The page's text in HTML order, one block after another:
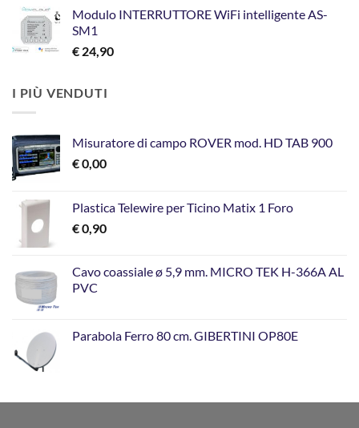
Modulo INTERRUTTORE WiFi intelligente AS-
SM1
€ 24,90
I PIÙ VENDUTI
Misuratore di campo ROVER mod. HD TAB 900
€0,00
Plastica Telewire per Ticino Matix 1 Foro
€0,90
Cavo coassiale ø 5,9 mm. MICRO TEK H-366A AL
PVC
Parabola Ferro 80 cm. GIBERTINI OP80E